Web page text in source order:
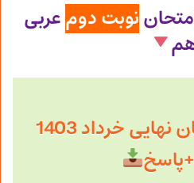
نوبت دومعربی
دانلود امتحان نهایی خرداد 1403
+پاسخ